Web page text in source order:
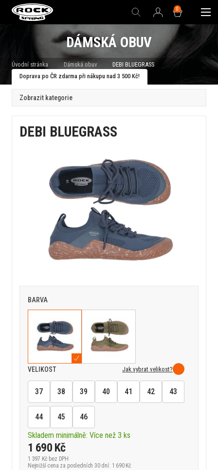
0
DÁMSKÁ OBUV
Úvodní stránka Dámská obuv
DEBI BLUEGRASS
Doprava po ČR zdarma při nákupu nad 3 500 Kč!
DEBI BLUEGRASS
BARVA
VELIKOST Jak vybrat velikost?
37 38 39 40 41 42 43
44 45
46
Skladem minimálně: Více než 3 ks
1 690 Kč
1 397 Kč bez DPH
Nejnižší cena za posledních 30 dní: 1 690 Kč
Zobrazit kategorie